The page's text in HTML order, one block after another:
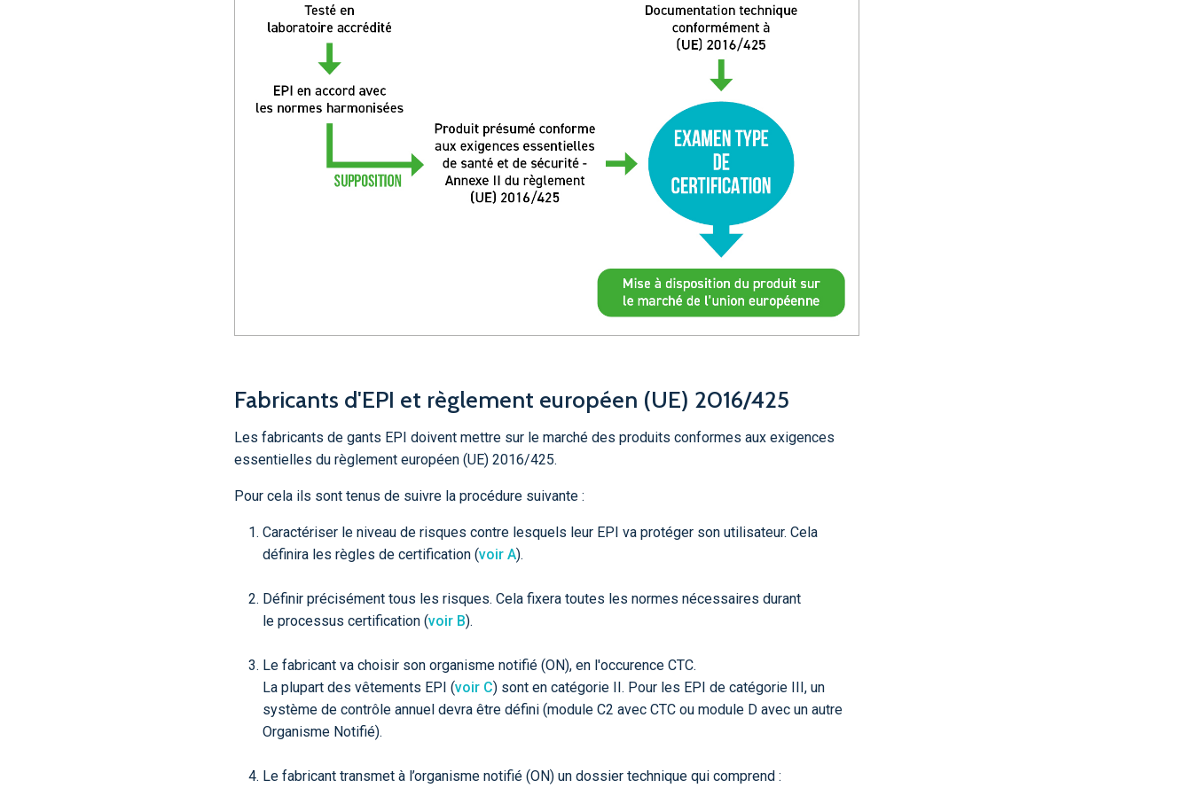
Fabricants d'EPI et règlement européen (UE) 2016/425
Les fabricants de gants EPI doivent mettre sur le marché des produits conformes aux exigences
essentielles du règlement européen (UE) 2016/425.
Pour cela ils sont tenus de suivre la procédure suivante :
Caractériser le niveau de risques contre lesquels leur EPI va protéger son utilisateur. Cela
définira les règles de certification (voir A).
Définir précisément tous les risques. Cela fixera toutes les normes nécessaires durant
le processus certification (voir B).
Le fabricant va choisir son organisme notifié (ON), en l'occurence CTC.
La plupart des vêtements EPI (voir C) sont en catégorie II. Pour les EPI de catégorie III, un
système de contrôle annuel devra être défini (module C2 avec CTC ou module D avec un autre
Organisme Notifié).
Le fabricant transmet à l’organisme notifié (ON) un dossier technique qui comprend :